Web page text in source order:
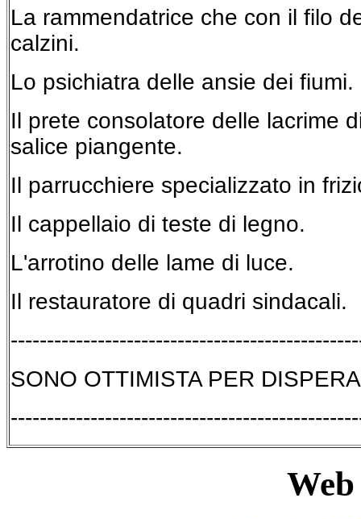
La rammendatrice che con il filo
calzini.
Lo psichiatra delle ansie dei fiumi.
Il prete consolatore delle lacrime
salice piangente.
Il parrucchiere specializzato in
Il cappellaio di teste di legno.
L'arrotino delle lame di luce.
Il restauratore di quadri sindacali.
SONO OTTIMISTA PER
Web